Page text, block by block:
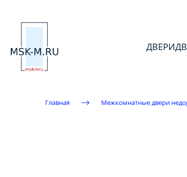
ДВЕРИ
Главная Межкомнатные двери